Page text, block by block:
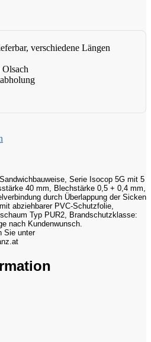
verschiedene Längen
Serie Isocop 5G mit 5
40 mm, Blechstärke 0,5 + 0,4 mm,
durch Überlappung der Sicken
abziehbarer PVC-Schutzfolie,
Typ PUR2, Brandschutzklasse:
nach Kundenwunsch.
Sie unter